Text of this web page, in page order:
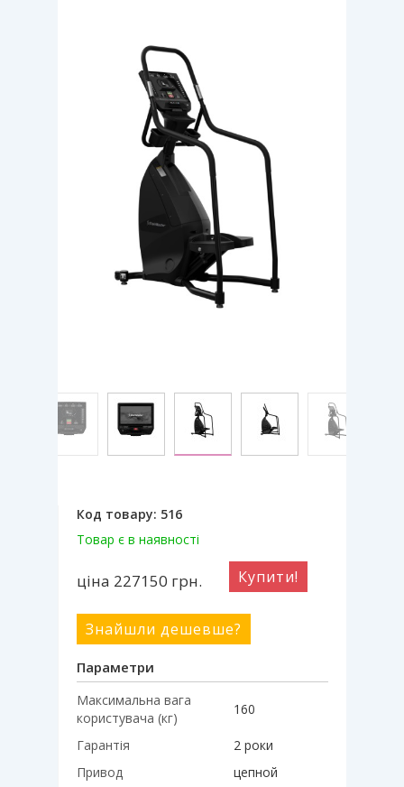
Код товару: 516
Товар є в наявності
ціна 227150 грн. Купити!
Знайшли дешевше?
Параметри
Максимальна вага
користувача (кг)
160
Гарантія
2 роки
Привод
цепной